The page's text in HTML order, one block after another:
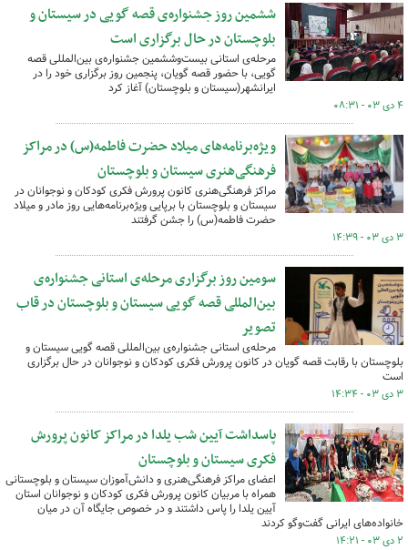
ششمین روز جشنواره‌ی قصه گویی در سیستان و
بلوچستان در حال برگزاری است
مرحله‌ی استانی بیست‌وششمین جشنواره‌ی بین‌المللی قصه‌
گویی، با حضور قصه گویان، پنجمین روز برگزاری خود را در
ایرانشهر(سیستان و بلوچستان) آغاز کرد
۴ دی ۰۳ - ۰۸:۳۱
ویژه‌برنامه‌های میلاد حضرت فاطمه(س) در مراکز
فرهنگی‌هنری سیستان و بلوچستان
مراکز فرهنگی‌هنری کانون پرورش فکری کودکان و نوجوانان در
سیستان و بلوچستان با برپایی ویژه‌برنامه‌هایی روز مادر و میلاد
حضرت فاطمه(س) را جشن گرفتند
۳ دی ۰۳ - ۱۴:۳۹
سومین روز برگزاری مرحله‌ی استانی جشنواره‌ی
بین‌المللی قصه گویی سیستان و بلوچستان در قاب
تصویر
مرحله‌ی استانی جشنواره‌ی بین‌المللی قصه گویی سیستان و
بلوچستان با رقابت قصه گویان در کانون پرورش فکری کودکان و نوجوانان در حال برگزاری
است
۳ دی ۰۳ - ۱۴:۳۴
پاسداشت آیین شب یلدا در مراکز کانون پرورش
فکری سیستان و بلوچستان
اعضای مراکز فرهنگی‌هنری و دانش‌آموزان سیستان و بلوچستانی
همراه با مربیان کانون پرورش فکری کودکان و نوجوانان استان
آیین یلدا را پاس داشتند و در خصوص جایگاه آن در میان
خانواده‌های ایرانی گفت‌وگو کردند
۲ دی ۰۳ - ۱۴:۲۱